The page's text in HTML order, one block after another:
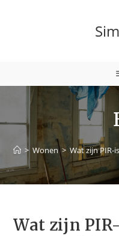
> Wonen > Wat zijn PIR-
Wat zijn